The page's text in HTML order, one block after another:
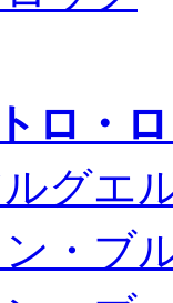
ロ・
グエ
・ブ